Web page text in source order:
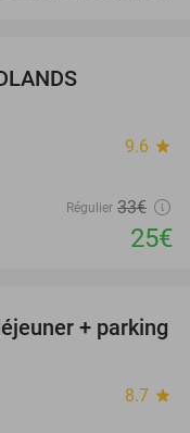
9.6 star
Régulier 33€
25€
30%
+ parking
8.7 star